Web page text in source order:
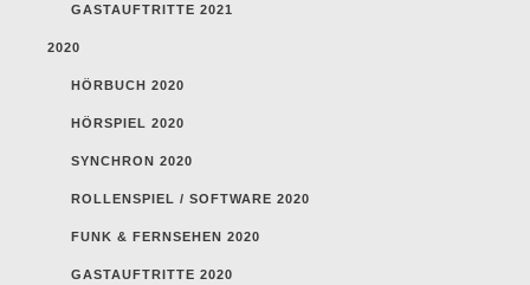
GASTAUFTRITTE 2021
2020
HÖRBUCH 2020
HÖRSPIEL 2020
SYNCHRON 2020
ROLLENSPIEL / SOFTWARE 2020
FUNK & FERNSEHEN 2020
GASTAUFTRITTE 2020